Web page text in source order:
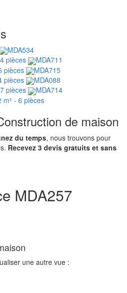
MDA534
pièces
MDA711
pièces
MDA715
pièces
MDA088
pièces
MDA714
m² - 6 pièces
de maison
du temps, nous trouvons pour
Recevez 3 devis gratuits et sans
MDA257
une autre vue :